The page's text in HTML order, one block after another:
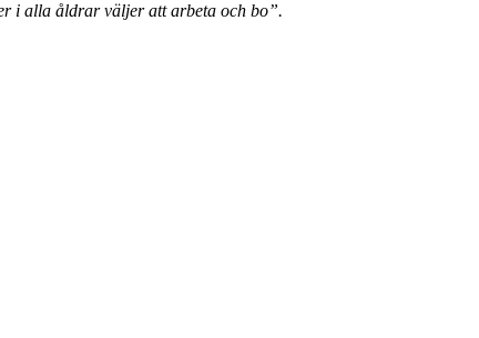
i alla åldrar väljer att arbeta och bo”.